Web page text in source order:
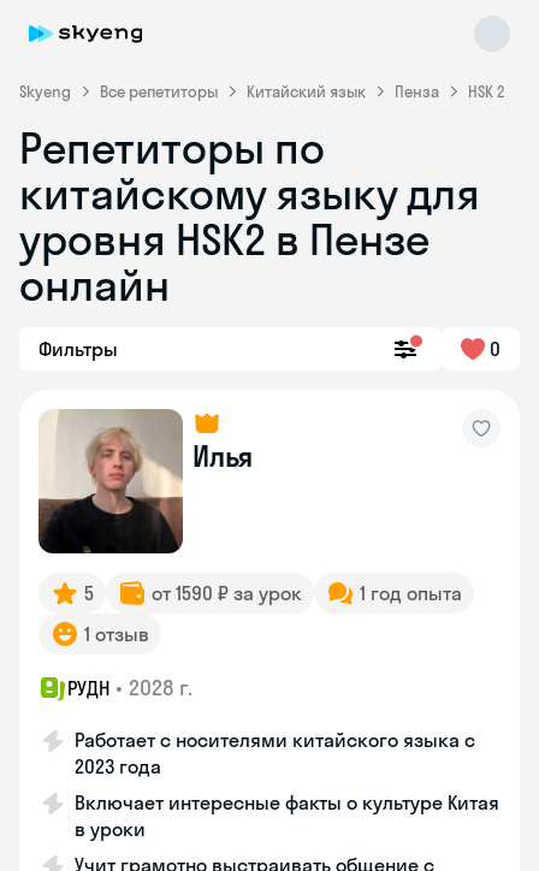
Skyeng Все репетиторы Китайский язык Пенза HSK 2
Репетиторы по
китайскому языку для
уровня HSK2 в Пензе
онлайн
Фильтры 0
Илья
5 от 1590 ₽ за урок
1 год опыта
1 отзыв
РУДН • 2028 г.
Работает с носителями китайского языка с
2023 года
Включает интересные факты о культуре Китая
в уроки
Учит грамотно выстраивать общение с